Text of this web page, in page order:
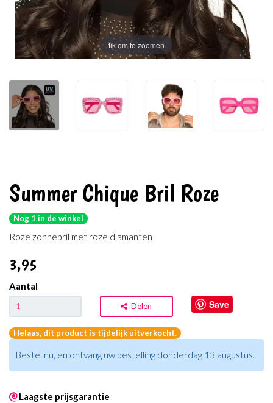
tik om te zoomen
Summer Chique Bril Roze
Nog 1 in de winkel
Roze zonnebril met roze diamanten
3,95
Aantal
Delen Save
Helaas, dit product is tijdelijk uitverkocht.
Bestel nu, en ontvang uw bestelling donderdag 13 augustus.
Laagste prijsgarantie